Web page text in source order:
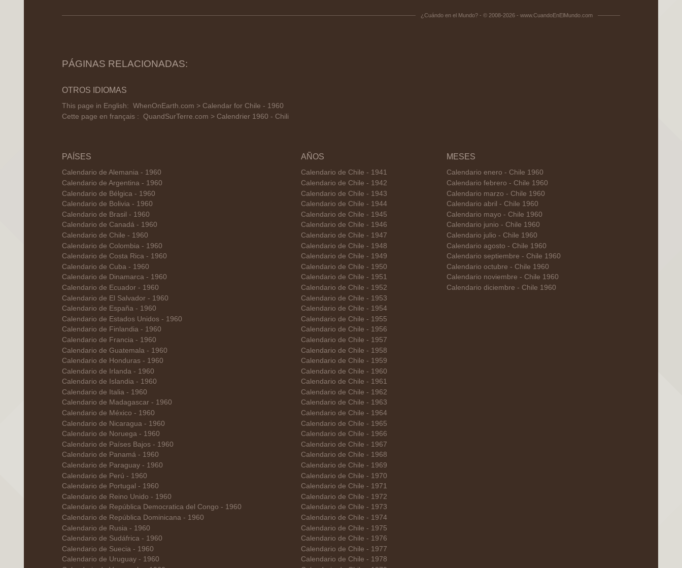
¿Cuándo en el Mundo? - © 2008-2026 - www.CuandoEnElMundo.com
PÁGINAS RELACIONADAS:
OTROS IDIOMAS
This page in English: WhenOnEarth.com > Calendar for Chile - 1960
Cette page en français : QuandSurTerre.com > Calendrier 1960 - Chili
PAÍSES
Calendario de Alemania - 1960
Calendario de Argentina - 1960
Calendario de Bélgica - 1960
Calendario de Bolivia - 1960
Calendario de Brasil - 1960
Calendario de Canadá - 1960
Calendario de Chile - 1960
Calendario de Colombia - 1960
Calendario de Costa Rica - 1960
Calendario de Cuba - 1960
Calendario de Dinamarca - 1960
Calendario de Ecuador - 1960
Calendario de El Salvador - 1960
Calendario de España - 1960
Calendario de Estados Unidos - 1960
Calendario de Finlandia - 1960
Calendario de Francia - 1960
Calendario de Guatemala - 1960
Calendario de Honduras - 1960
Calendario de Irlanda - 1960
Calendario de Islandia - 1960
Calendario de Italia - 1960
Calendario de Madagascar - 1960
Calendario de México - 1960
Calendario de Nicaragua - 1960
Calendario de Noruega - 1960
Calendario de Países Bajos - 1960
Calendario de Panamá - 1960
Calendario de Paraguay - 1960
Calendario de Perú - 1960
Calendario de Portugal - 1960
Calendario de Reino Unido - 1960
Calendario de República Democratica del Congo - 1960
Calendario de República Dominicana - 1960
Calendario de Rusia - 1960
Calendario de Sudáfrica - 1960
Calendario de Suecia - 1960
Calendario de Uruguay - 1960
AÑOS
Calendario de Chile - 1941
Calendario de Chile - 1942
Calendario de Chile - 1943
Calendario de Chile - 1944
Calendario de Chile - 1945
Calendario de Chile - 1946
Calendario de Chile - 1947
Calendario de Chile - 1948
Calendario de Chile - 1949
Calendario de Chile - 1950
Calendario de Chile - 1951
Calendario de Chile - 1952
Calendario de Chile - 1953
Calendario de Chile - 1954
Calendario de Chile - 1955
Calendario de Chile - 1956
Calendario de Chile - 1957
Calendario de Chile - 1958
Calendario de Chile - 1959
Calendario de Chile - 1960
Calendario de Chile - 1961
Calendario de Chile - 1962
Calendario de Chile - 1963
Calendario de Chile - 1964
Calendario de Chile - 1965
Calendario de Chile - 1966
Calendario de Chile - 1967
Calendario de Chile - 1968
Calendario de Chile - 1969
Calendario de Chile - 1970
Calendario de Chile - 1971
Calendario de Chile - 1972
Calendario de Chile - 1973
Calendario de Chile - 1974
Calendario de Chile - 1975
Calendario de Chile - 1976
Calendario de Chile - 1977
Calendario de Chile - 1978
MESES
Calendario enero - Chile 1960
Calendario febrero - Chile 1960
Calendario marzo - Chile 1960
Calendario abril - Chile 1960
Calendario mayo - Chile 1960
Calendario junio - Chile 1960
Calendario julio - Chile 1960
Calendario agosto - Chile 1960
Calendario septiembre - Chile 1960
Calendario octubre - Chile 1960
Calendario noviembre - Chile 1960
Calendario diciembre - Chile 1960